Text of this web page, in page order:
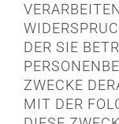
DER SIE
ZWECKE
MIT DER